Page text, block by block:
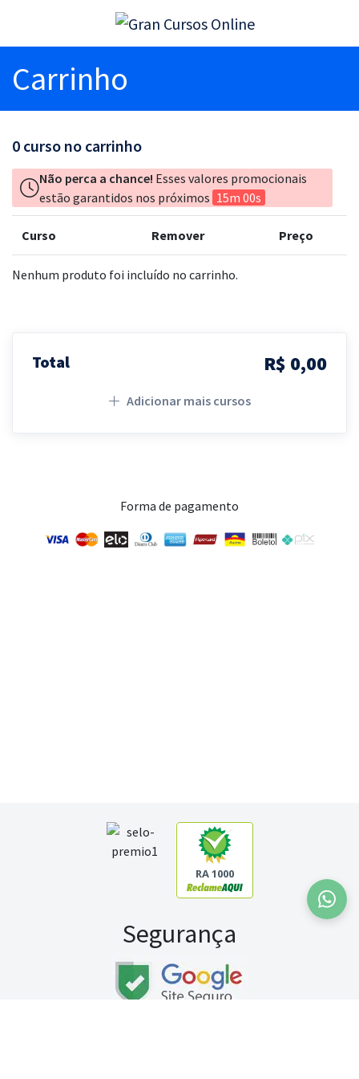
Carrinho
0 curso no carrinho
Não perca a chance! Esses valores promocionais
estão garantidos nos próximos 15m 00s
Curso Remover Preço
Nenhum produto foi incluído no carrinho.
Total R$ 0,00
Adicionar mais cursos
Forma de pagamento
RA 1000
Segurança